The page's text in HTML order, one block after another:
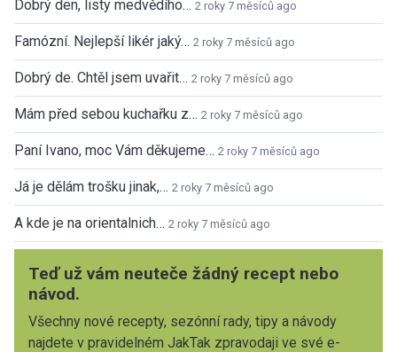
Dobrý den, listy medvědího… 2 roky 7 měsíců ago
Famózní. Nejlepší likér jaký… 2 roky 7 měsíců ago
Dobrý de. Chtěl jsem uvařit… 2 roky 7 měsíců ago
Mám před sebou kuchařku z… 2 roky 7 měsíců ago
Paní Ivano, moc Vám děkujeme… 2 roky 7 měsíců ago
Já je dělám trošku jinak,… 2 roky 7 měsíců ago
A kde je na orientalnich… 2 roky 7 měsíců ago
Teď už vám neuteče žádný recept nebo
návod.
Všechny nové recepty, sezónní rady, tipy a návody
najdete v pravidelném JakTak zpravodaji ve své e-